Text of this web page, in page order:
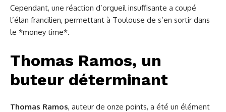
Cependant, une réaction d’orgueil insuffisante a coupé
l’élan francilien, permettant à Toulouse de s’en sortir dans
le *money time*.
Thomas Ramos, un
buteur déterminant
Thomas Ramos, auteur de onze points, a été un élément